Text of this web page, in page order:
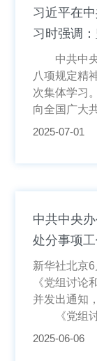
习近平在
习时强调
治党 把新
到位
中共中央
八项规定精
次集体学习
向全国广大
2025-07-01
中共中央
处分事项工
新华社北京
《党组讨论
并发出通知
《党组讨
2025-06-06